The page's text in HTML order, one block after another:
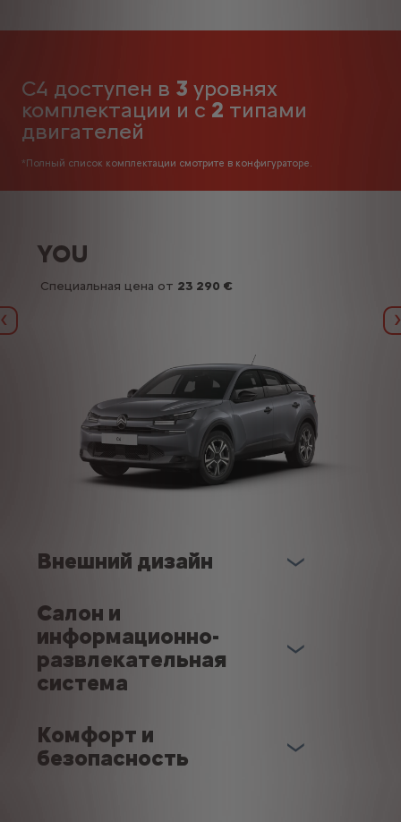
C4 доступен в 3 уровнях
комплектации и с 2 типами
двигателей
*Полный список комплектации смотрите в конфигураторе.
Назад
YOU
Специальная цена от 23 290 €
Внешний дизайн
Салон и
информационно-
развлекательная
система
Комфорт и
безопасность